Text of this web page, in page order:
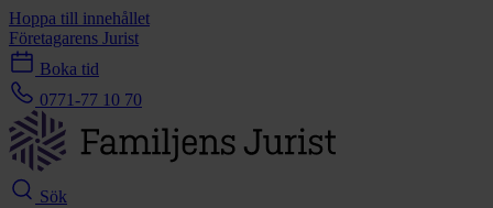
Hoppa till innehållet
Företagarens Jurist
Boka tid
0771-77 10 70
Sök